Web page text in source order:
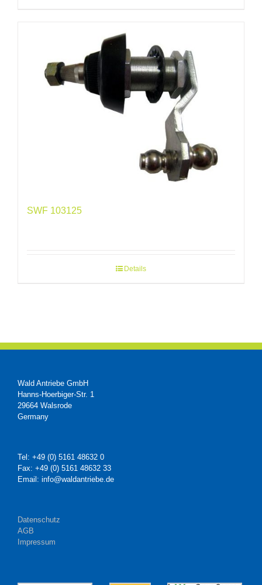
SWF 103125
Details
Wald Antriebe GmbH
Hanns-Hoerbiger-Str. 1
29664 Walsrode
Germany
Tel: +49 (0) 5161 48632 0
Fax: +49 (0) 5161 48632 33
Email: info@waldantriebe.de
Datenschutz
AGB
Impressum